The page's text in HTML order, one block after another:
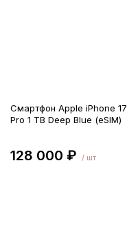
Смартфон Apple iPhone 17
Pro 1 TB Deep Blue (eSIM)
128 000 ₽ / шт